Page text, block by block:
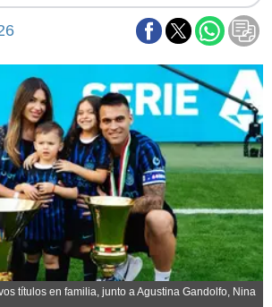
Cines
Economía y finanzas
Con el campo
Espacio empresas
Sociedad
Tecnología
Turismo
Salud
Es viral
títulos en familia, junto a Agustina Gandolfo, Nina